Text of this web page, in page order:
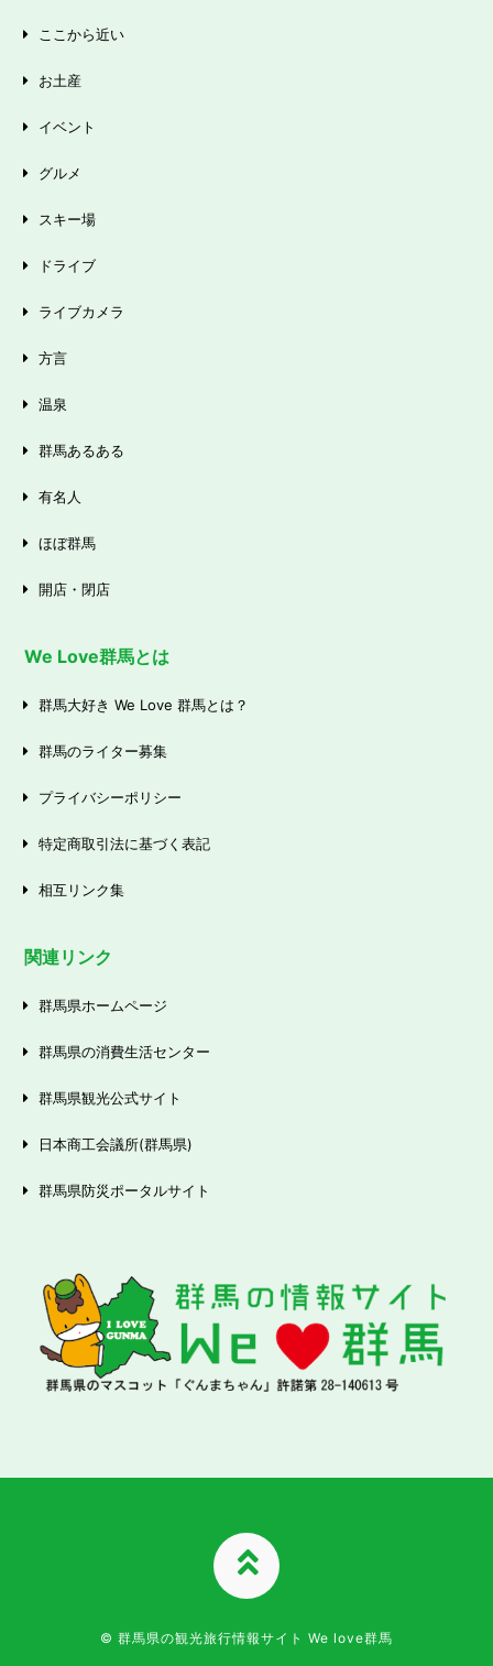
ここから近い
お土産
イベント
グルメ
スキー場
ドライブ
ライブカメラ
方言
温泉
群馬あるある
有名人
ほぼ群馬
開店・閉店
We Love群馬とは
群馬大好き We Love 群馬とは？
群馬のライター募集
プライバシーポリシー
特定商取引法に基づく表記
相互リンク集
関連リンク
群馬県ホームページ
群馬県の消費生活センター
群馬県観光公式サイト
日本商工会議所(群馬県)
群馬県防災ポータルサイト
TOPへ
© 群馬県の観光旅行情報サイト We love群馬